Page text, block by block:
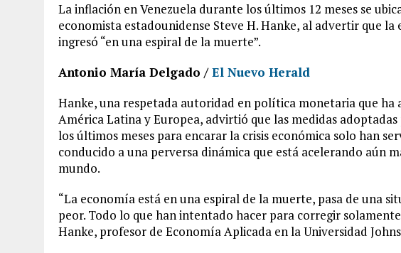
La inflación en Venezuela durante los últimos 12 meses se
economista estadounidense Steve H. Hanke, al advertir que
ingresó “en una espiral de la muerte”.
Antonio María Delgado /El Nuevo Herald
Hanke, una respetada autoridad en política monetaria que ha
América Latina y Europea, advirtió que las medidas
los últimos meses para encarar la crisis económica solo han
conducido a una perversa dinámica que está acelerando aún
mundo.
“La economía está en una espiral de la muerte, pasa de una
peor. Todo lo que han intentado hacer para corregir
Hanke, profesor de Economía Aplicada en la Universidad